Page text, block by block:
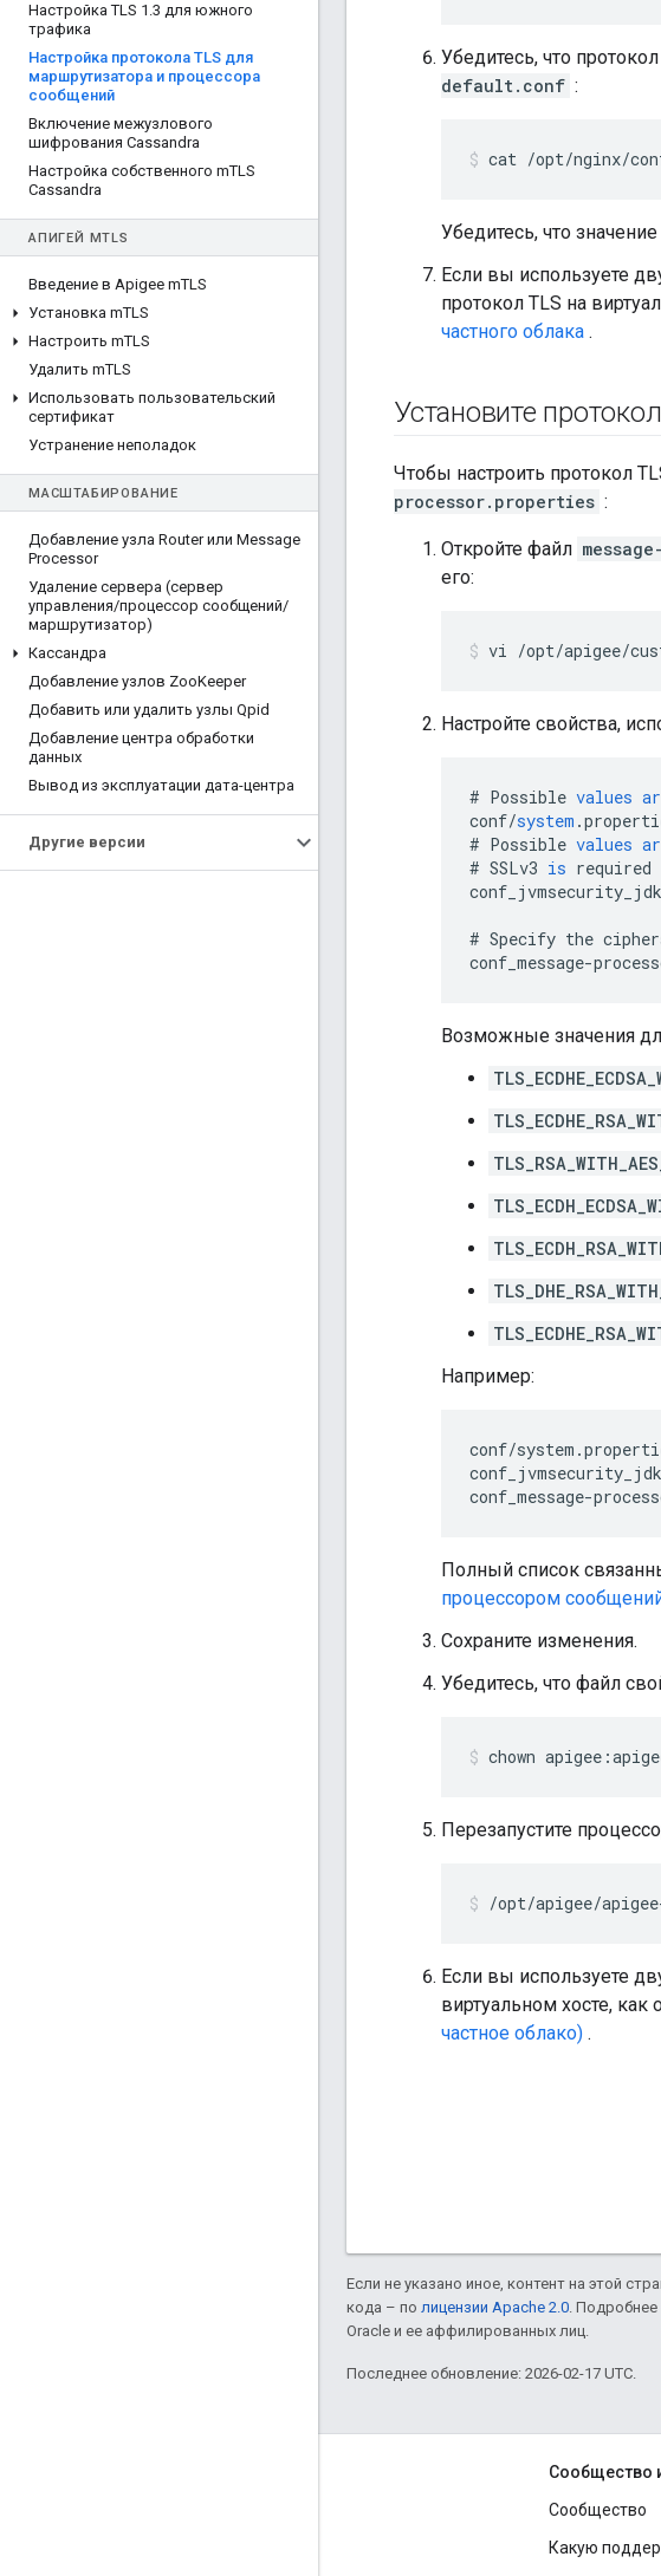
Настройка TLS 1 .3 для южного
трафика
Настройка протокола TLS для
маршрутизатора и процессора
сообщений
Включение межузлового
шифрования Cassandra
Настройка собственного mTLS
Cassandra
АПИГЕЙ MTLS
Введение в Apigee mTLS
Установка mTLS
Настроить mTLS
Удалить mTLS
Использовать пользовательский
сертификат
Устранение неполадок
МАСШТАБИРОВАНИЕ
Добавление узла Router или Message
Processor
Удаление сервера (сервер
управления/процессор сообщений/
маршрутизатор)
Кассандра
Добавление узлов ZooKeeper
Добавить или удалить узлы Qpid
Добавление центра обработки
данных
Вывод из эксплуатации дата-центра
Другие версии
Убедитесь, что
default.conf :
cat /opt/nginx/
Убедитесь, что значение
Если вы используете
протокол TLS на
частного облака .
Установите
Чтобы настроить протокол
processor.properties :
Откройте файл
его:
vi /opt/apigee/
Настройте свойства,
# Possible values
conf/system .
# Possible values
# SSLv3 is required
conf_jvmsecurity_jdk
# Specify the
conf_message-
Возможные значения
Например:
conf/
conf_message-
Полный список
процессором
Сохраните изменения.
Убедитесь, что файл
chown
Перезапустите
/opt/apigee/
Если вы используете
виртуальном хосте, как
частное облако) .
Если не указано иное, контент на этой
кода – по лицензии Apache 2.0. Подробнее
Oracle и ее аффилированных лиц.
Последнее обновление: 2026-02-17 UTC.
Сообщество
Сообщество
Какую